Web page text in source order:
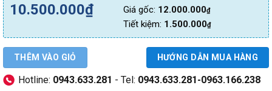
10.500.000₫ Giá gốc: 12.000.000₫
Tiết kiệm: 1.500.000₫
THÊM VÀO GIỎ HƯỚNG DẪN MUA HÀNG
Hotline: 0943.633.281 - Tel: 0943.633.281-0963.166.238